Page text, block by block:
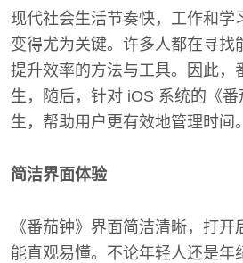
现代社会生活节奏快，工作和学
变得尤为关键。许多人都在寻找
提升效率的方法与工具。因此，
生，随后，针对 iOS 系统的《
生，帮助用户更有效地管理时间。
简洁界面体验
《番茄钟》界面简洁清晰，打
能直观易懂。不论年轻人还是年